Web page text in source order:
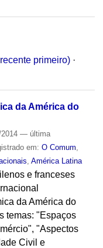
primeiro) ·
da América do
— última
em: O Comum
América Latina
e franceses
da América do
temas: "Espaços
"Aspectos
Civil e